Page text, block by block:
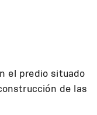
el predio situado
de las